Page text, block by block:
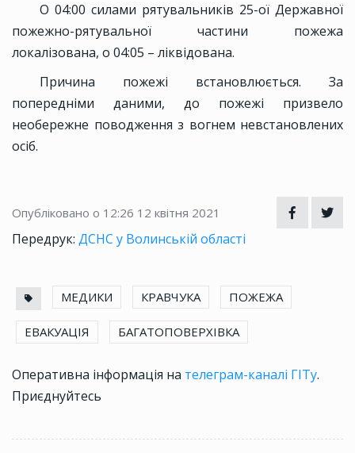
О 04:00 силами рятувальників 25-ої Державної
пожежно-рятувальної частини пожежа
локалізована, о 04:05 – ліквідована.
Причина пожежі встановлюється. За
попередніми даними, до пожежі призвело
необережне поводження з вогнем невстановлених
осіб.
Опубліковано о 12:26 12 квітня 2021
Передрук: ДСНС у Волинській області
МЕДИКИ КРАВЧУКА ПОЖЕЖА
ЕВАКУАЦІЯ БАГАТОПОВЕРХІВКА
Оперативна інформація на телеграм-каналі ГІТу.
Приєднуйтесь